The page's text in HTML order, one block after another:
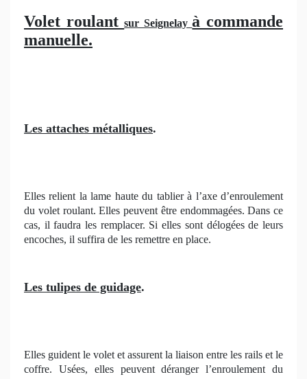
Volet roulantsur Seignelayà commande
manuelle.
Les attaches métalliques.
Elles relient la lame haute du tablier à l’axe d’enroulement
du volet roulant. Elles peuvent être endommagées. Dans ce
cas, il faudra les remplacer. Si elles sont délogées de leurs
encoches, il suffira de les remettre en place.
Les tulipes de guidage.
Elles guident le volet et assurent la liaison entre les rails et le
coffre. Usées, elles peuvent déranger l’enroulement du